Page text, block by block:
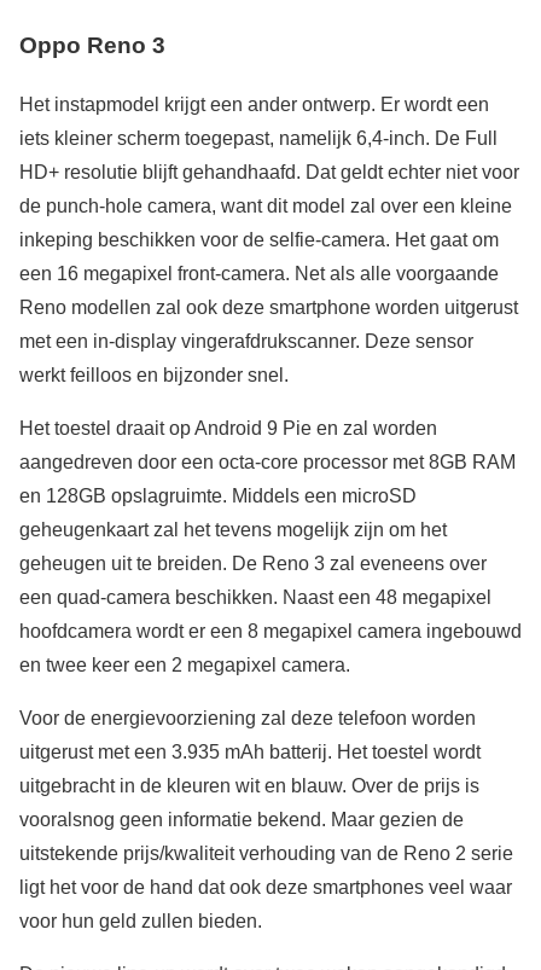
Oppo Reno 3
Het instapmodel krijgt een ander ontwerp. Er wordt een
iets kleiner scherm toegepast, namelijk 6,4-inch. De Full
HD+ resolutie blijft gehandhaafd. Dat geldt echter niet voor
de punch-hole camera, want dit model zal over een kleine
inkeping beschikken voor de selfie-camera. Het gaat om
een 16 megapixel front-camera. Net als alle voorgaande
Reno modellen zal ook deze smartphone worden uitgerust
met een in-display vingerafdrukscanner. Deze sensor
werkt feilloos en bijzonder snel.
Het toestel draait op Android 9 Pie en zal worden
aangedreven door een octa-core processor met 8GB RAM
en 128GB opslagruimte. Middels een microSD
geheugenkaart zal het tevens mogelijk zijn om het
geheugen uit te breiden. De Reno 3 zal eveneens over
een quad-camera beschikken. Naast een 48 megapixel
hoofdcamera wordt er een 8 megapixel camera ingebouwd
en twee keer een 2 megapixel camera.
Voor de energievoorziening zal deze telefoon worden
uitgerust met een 3.935 mAh batterij. Het toestel wordt
uitgebracht in de kleuren wit en blauw. Over de prijs is
vooralsnog geen informatie bekend. Maar gezien de
uitstekende prijs/kwaliteit verhouding van de Reno 2 serie
ligt het voor de hand dat ook deze smartphones veel waar
voor hun geld zullen bieden.